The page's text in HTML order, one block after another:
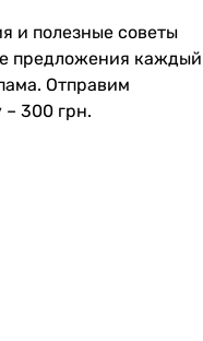
и полезные советы
предложения каждый
Отправим
300 грн.